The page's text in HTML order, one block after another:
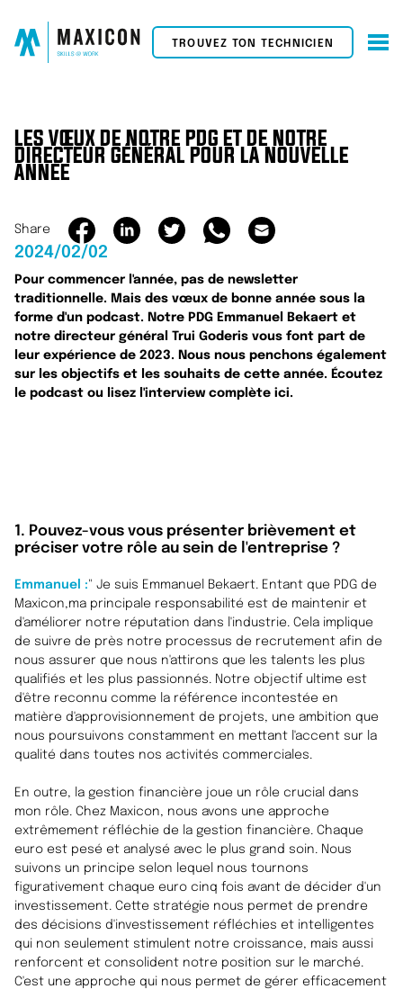
TROUVEZ TON TECHNICIEN
LES VŒUX DE NOTRE PDG ET DE NOTRE
DIRECTEUR GÉNÉRAL POUR LA NOUVELLE
ANNÉE
Share
2024/02/02
Pour commencer l'année, pas de newsletter
traditionnelle. Mais des vœux de bonne année sous la
forme d'un podcast. Notre PDG Emmanuel Bekaert et
notre directeur général Trui Goderis vous font part de
leur expérience de 2023. Nous nous penchons également
sur les objectifs et les souhaits de cette année. Écoutez
le podcast ou lisez l'interview complète ici.
1. Pouvez-vous vous présenter brièvement et
préciser votre rôle au sein de l'entreprise ?
Emmanuel :" Je suis Emmanuel Bekaert. Entant que PDG de
Maxicon, ma principale responsabilité est de maintenir et
d'améliorer notre réputation dans l'industrie. Cela implique
de suivre de près notre processus de recrutement afin de
nous assurer que nous n'attirons que les talents les plus
qualifiés et les plus passionnés. Notre objectif ultime est
d'être reconnu comme la référence incontestée en
matière d'approvisionnement de projets, une ambition que
nous poursuivons constamment en mettant l'accent sur la
qualité dans toutes nos activités commerciales.
En outre, la gestion financière joue un rôle crucial dans
mon rôle. Chez Maxicon, nous avons une approche
extrêmement réfléchie de la gestion financière. Chaque
euro est pesé et analysé avec le plus grand soin. Nous
suivons un principe selon lequel nous tournons
figurativement chaque euro cinq fois avant de décider d'un
investissement. Cette stratégie nous permet de prendre
des décisions d'investissement réfléchies et intelligentes
qui non seulement stimulent notre croissance, mais aussi
renforcent et consolident notre position sur le marché.
C'est une approche qui nous permet de gérer efficacement